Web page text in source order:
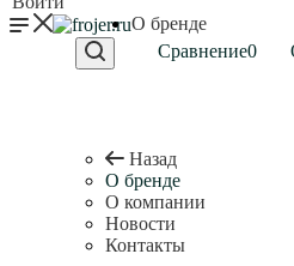
Сравнение0
О бренде
Назад
О бренде
О компании
Новости
Контакты